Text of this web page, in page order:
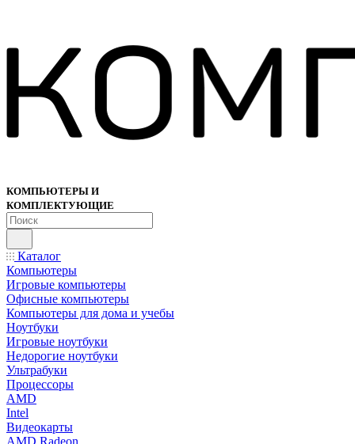
КОМПЬЮТЕРЫ И
КОМПЛЕКТУЮЩИЕ
Каталог
Компьютеры
Игровые компьютеры
Офисные компьютеры
Компьютеры для дома и учебы
Ноутбуки
Игровые ноутбуки
Недорогие ноутбуки
Ультрабуки
Процессоры
AMD
Intel
Видеокарты
AMD Radeon